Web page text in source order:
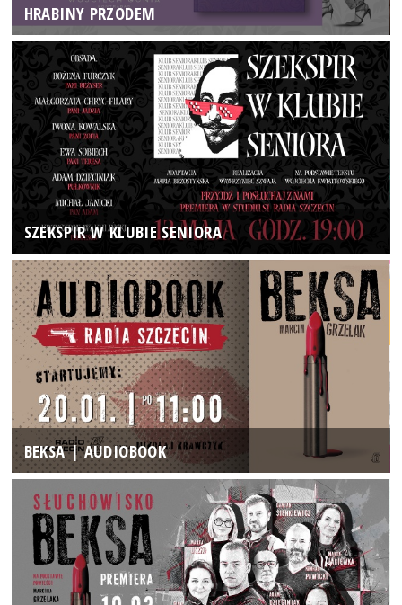
HRABINY PRZODEM
SZEKSPIR W KLUBIE SENIORA
BEKSA | AUDIOBOOK